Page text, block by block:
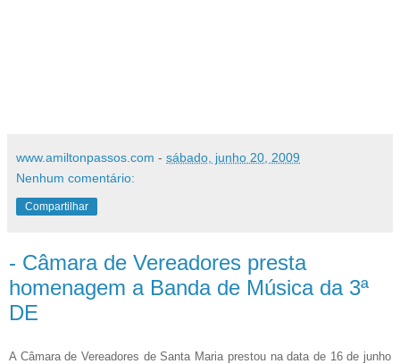
www.amiltonpassos.com - sábado, junho 20, 2009
Nenhum comentário:
Compartilhar
- Câmara de Vereadores presta
homenagem a Banda de Música da 3ª
DE
A Câmara de Vereadores de Santa Maria prestou na data de 16 de junho